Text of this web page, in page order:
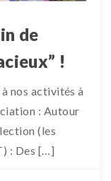
de
!
nos activités à
: Autour
(les
: Des […]